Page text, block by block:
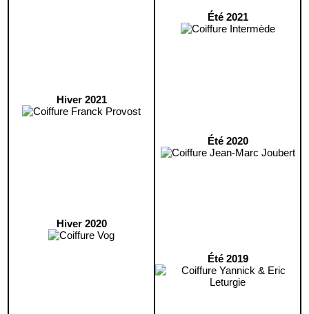
Hiver 2021
Hiver 2020
Été 2021
Été 2020
Été 2019